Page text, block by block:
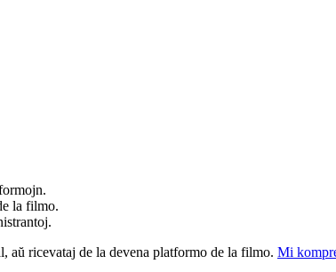
la filmo.
aŭ ricevataj de la devena platformo de la filmo. Mi